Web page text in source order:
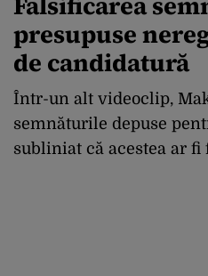
presupuse
de candidatură
Într-un alt videoclip,
semnăturile depuse
subliniat că acestea ar fi